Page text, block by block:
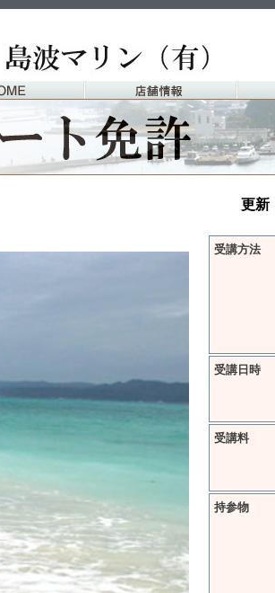
更新
受講方法
受講日時
受講料
持参物